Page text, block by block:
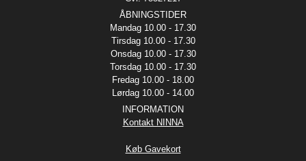
ÅBNINGSTIDER
Mandag 10.00 - 17.30
Tirsdag 10.00 - 17.30
Onsdag 10.00 - 17.30
Torsdag 10.00 - 17.30
Fredag 10.00 - 18.00
Lørdag 10.00 - 14.00
INFORMATION
Kontakt NINNA
Køb Gavekort